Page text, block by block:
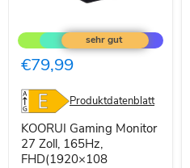
Gaming
Monitor
27
Zoll,
FHD(1920×108
€79,99
Produktdatenblatt
KOORUI Gaming Monitor
27 Zoll, 165Hz,
FHD(1920×108